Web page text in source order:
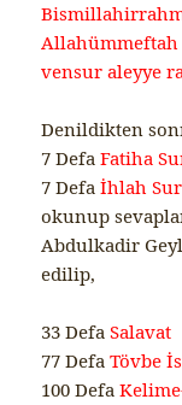
vensur aleyye
Denildikten
7 DefaFatiha
7 Defaİhlah
okunup
Abdulkadir
edilip,
33 DefaSalavat
77 DefaTövbe
100 Defa